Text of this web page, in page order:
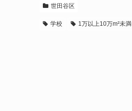
世田谷区
学校 1万以上10万m²未満